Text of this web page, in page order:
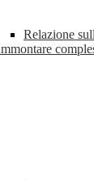
Relazione